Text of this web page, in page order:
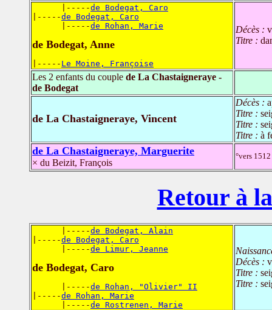
      |-----
de Bodegat, Caro
|-----de Bodegat, Caro
      |-----
de Rohan, Marie
de Bodegat, Anne
|----- Le Moine, Françoise
Décès :
Titre :
Les 2 enfants du couple de La Chastaigneraye -
de Bodegat
de La Chastaigneraye, Vincent
Décès :
Titre :
Titre :
Titre : à
de La Chastaigneraye, Marguerite
× du Beizit, François
°vers
Retour à
      |-----
de Bodegat, Alain
|-----de Bodegat, Caro
      |-----
de Limur, Jeanne
de Bodegat, Caro
      |-----
de Rohan, "Olivier" II
|-----de Rohan, Marie
      |-----
de Rostrenen, Marie
Décès :
Titre :
Titre :